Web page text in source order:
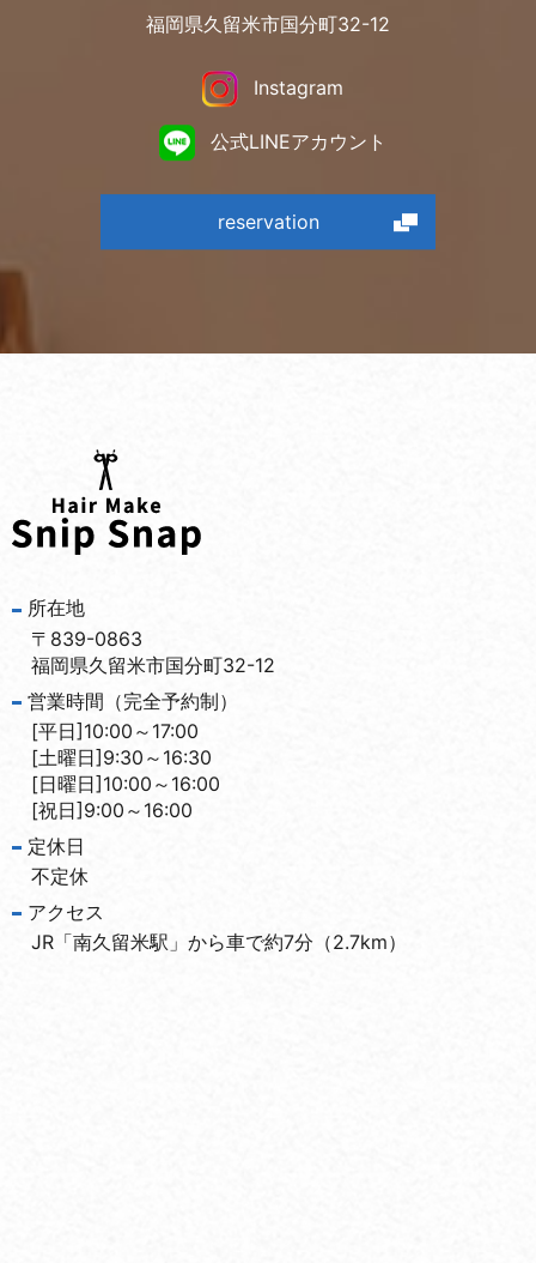
福岡県久留米市国分町32-12
Instagram
公式LINEアカウント
reservation
所在地
〒839-0863
福岡県久留米市国分町32-12
営業時間（完全予約制）
[平日]10:00～17:00
[土曜日]9:30～16:30
[日曜日]10:00～16:00
[祝日]9:00～16:00
定休日
不定休
アクセス
JR「南久留米駅」から車で約7分（2.7km）